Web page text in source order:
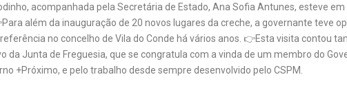
acompanhada pela Secretária de Estado, Ana Sofia Antunes, esteve
além da inauguração de 20 novos lugares da creche, a governante teve
no concelho de Vila do Conde há vários anos. 👉Esta visita contou
da Junta de Freguesia, que se congratula com a vinda de um membro do
+Próximo, e pelo trabalho desde sempre desenvolvido pelo CSPM.